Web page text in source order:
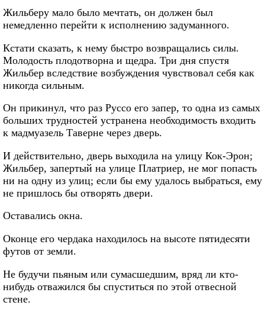
Жильберу мало было мечтать, он должен был
немедленно перейти к исполнению задуманного.
Кстати сказать, к нему быстро возвращались силы.
Молодость плодотворна и щедра. Три дня спустя
Жильбер вследствие возбуждения чувствовал себя как
никогда сильным.
Он прикинул, что раз Руссо его запер, то одна из самых
больших трудностей устранена необходимость входить
к мадмуазель Таверне через дверь.
И действительно, дверь выходила на улицу Кок-Эрон;
Жильбер, запертый на улице Платриер, не мог попасть
ни на одну из улиц; если бы ему удалось выбраться, ему
не пришлось бы отворять двери.
Оставались окна.
Оконце его чердака находилось на высоте пятидесяти
футов от земли.
Не будучи пьяным или сумасшедшим, вряд ли кто-
нибудь отважился бы спуститься по этой отвесной
стене.